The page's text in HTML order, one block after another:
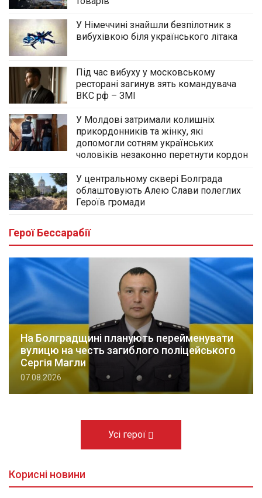
У Німеччині знайшли безпілотник з
вибухівкою біля українського літака
Під час вибуху у московському
ресторані загинув зять командувача
ВКС рф – ЗМІ
У Молдові затримали колишніх
прикордонників та жінку, які
допомогли сотням українських
чоловіків незаконно перетнути кордон
У центральному сквері Болграда
облаштовують Алею Слави полеглих
Героїв громади
Герої Бессарабії
На Болградщині планують перейменувати
вулицю на честь загиблого поліцейського
Сергія Магли
07.08.2026
Усі герої
Корисні новини